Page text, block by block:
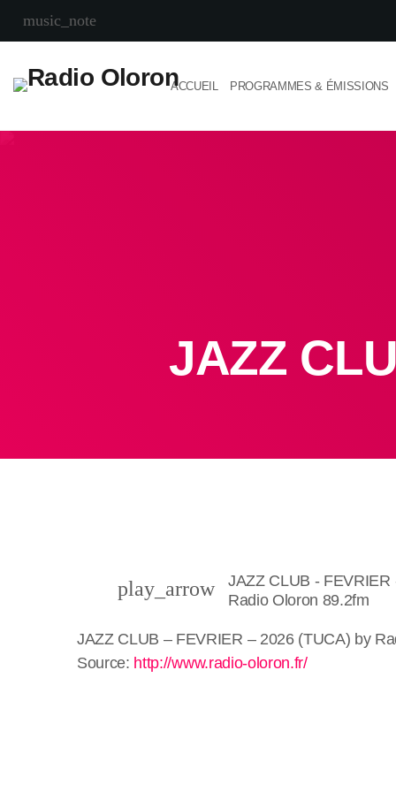
music_note
ACCUEIL PROGRAMMES & ÉMISSIONS
JAZZ
play_arrow
JAZZ CLUB - FEVRIER
Radio Oloron 89.2fm
JAZZ CLUB – FEVRIER – 2026 (TUCA) by
Source: http://www.radio-oloron.fr/